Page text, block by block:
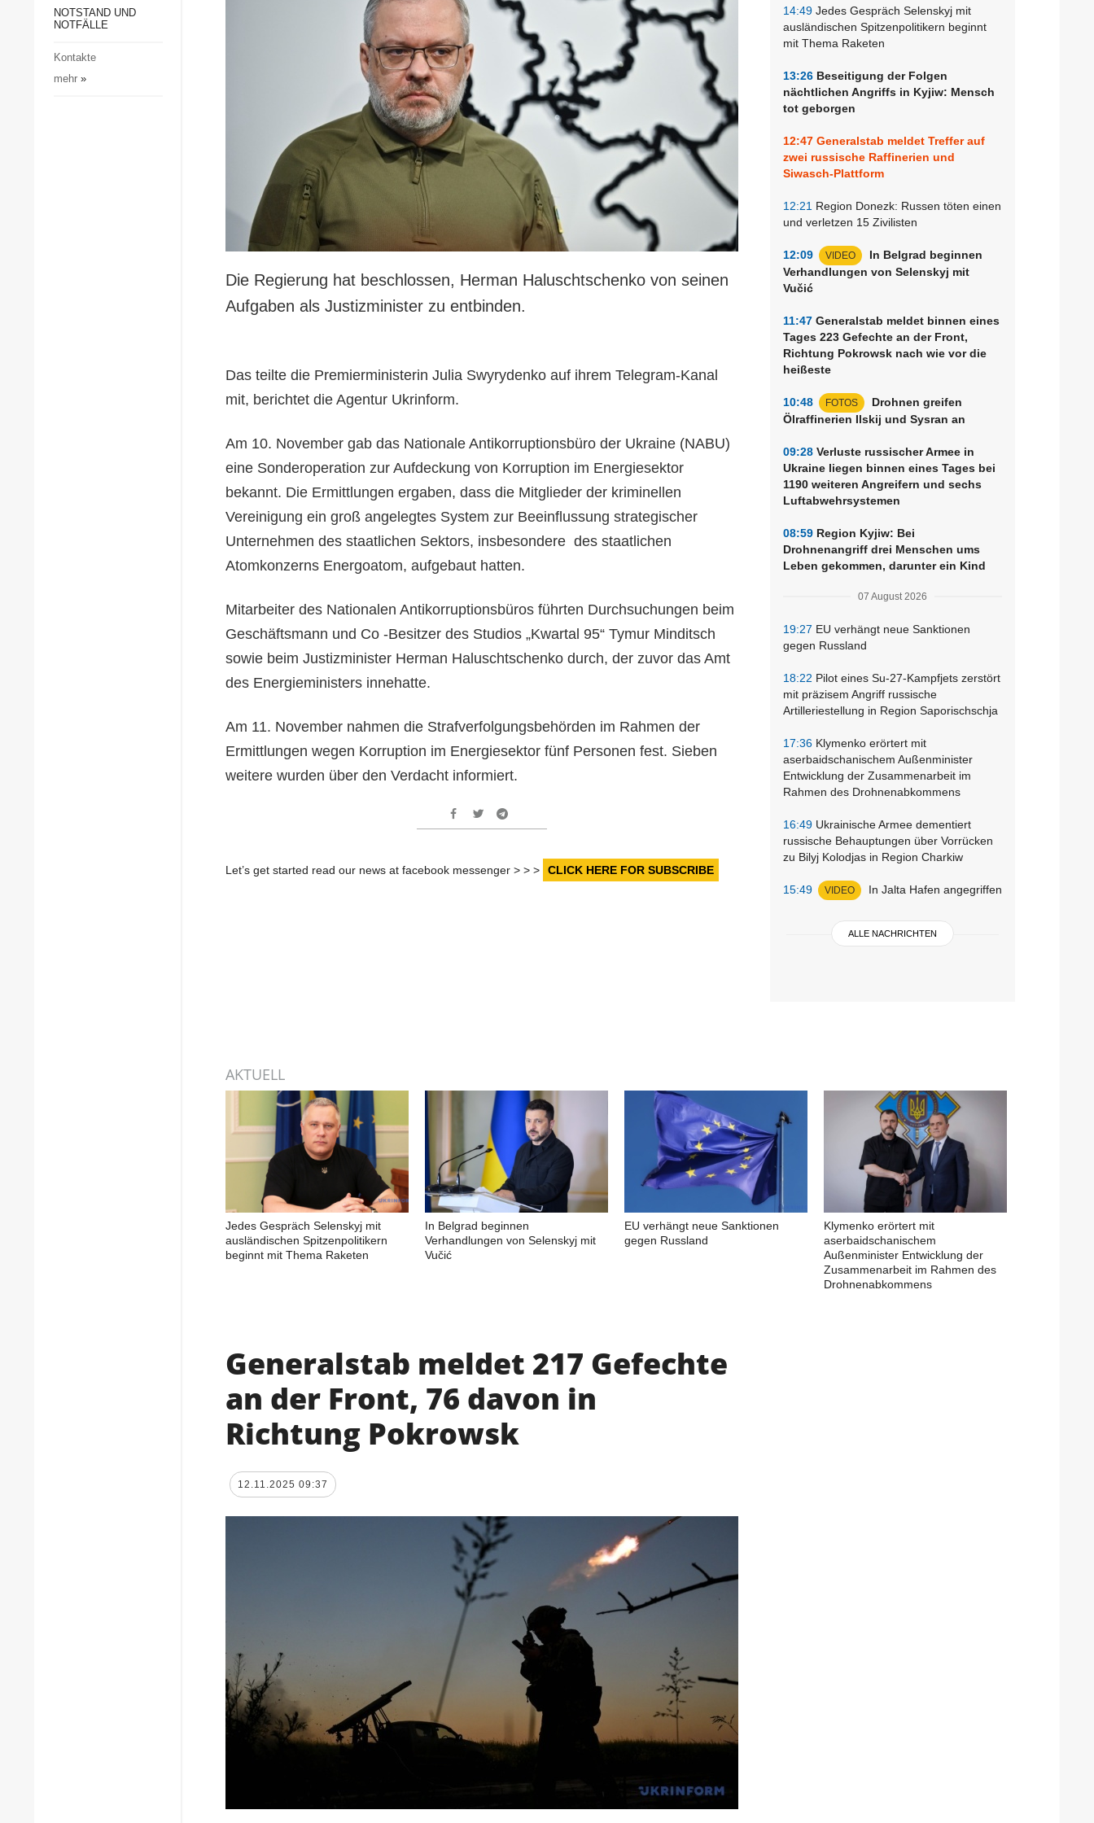
Gesellschaft und Kultur
NOTSTAND UND
NOTFÄLLE
Kontakte
mehr»
14:49 Jedes Gespräch Selenskyj mit
ausländischen Spitzenpolitikern beginnt
mit Thema Raketen
13:26 Beseitigung der Folgen
nächtlichen Angriffs in Kyjiw: Mensch
tot geborgen
12:47 Generalstab meldet Treffer auf
zwei russische Raffinerien und
Siwasch-Plattform
12:21 Region Donezk: Russen töten einen
und verletzen 15 Zivilisten
12:09 VIDEO
In Belgrad beginnen
Verhandlungen von Selenskyj mit
Vučić
11:47 Generalstab meldet binnen eines
Tages 223 Gefechte an der Front,
Richtung Pokrowsk nach wie vor die
heißeste
10:48 FOTOS
Drohnen greifen
Ölraffinerien Ilskij und Sysran an
09:28 Verluste russischer Armee in
Ukraine liegen binnen eines Tages bei
1190 weiteren Angreifern und sechs
Luftabwehrsystemen
08:59 Region Kyjiw: Bei
Drohnenangriff drei Menschen ums
Leben gekommen, darunter ein Kind
07 August 2026
19:27 EU verhängt neue Sanktionen
gegen Russland
18:22 Pilot eines Su-27-Kampfjets zerstört
mit präzisem Angriff russische
Artilleriestellung in Region Saporischschja
17:36 Klymenko erörtert mit
aserbaidschanischem Außenminister
Entwicklung der Zusammenarbeit im
Rahmen des Drohnenabkommens
16:49 Ukrainische Armee dementiert
russische Behauptungen über Vorrücken
zu Bilyj Kolodjas in Region Charkiw
15:49 VIDEO In Jalta Hafen angegriffen
ALLE NACHRICHTEN
Die Regierung hat beschlossen, Herman Haluschtschenko von seinen
Aufgaben als Justizminister zu entbinden.
Das teilte die Premierministerin Julia Swyrydenko auf ihrem Telegram-Kanal
mit, berichtet die Agentur Ukrinform.
Am 10. November gab das Nationale Antikorruptionsbüro der Ukraine (NABU)
eine Sonderoperation zur Aufdeckung von Korruption im Energiesektor
bekannt. Die Ermittlungen ergaben, dass die Mitglieder der kriminellen
Vereinigung ein groß angelegtes System zur Beeinflussung strategischer
Unternehmen des staatlichen Sektors, insbesondere des staatlichen
Atomkonzerns Energoatom, aufgebaut hatten.
Mitarbeiter des Nationalen Antikorruptionsbüros führten Durchsuchungen beim
Geschäftsmann und Co -Besitzer des Studios „Kwartal 95“ Tymur Minditsch
sowie beim Justizminister Herman Haluschtschenko durch, der zuvor das Amt
des Energieministers innehatte.
Am 11. November nahmen die Strafverfolgungsbehörden im Rahmen der
Ermittlungen wegen Korruption im Energiesektor fünf Personen fest. Sieben
weitere wurden über den Verdacht informiert.
Let’s get started read our news at facebook messenger > > > CLICK HERE FOR SUBSCRIBE
AKTUELL
Jedes Gespräch Selenskyj mit
ausländischen Spitzenpolitikern
beginnt mit Thema Raketen
In Belgrad beginnen
Verhandlungen von Selenskyj mit
Vučić
EU verhängt neue Sanktionen
gegen Russland
Klymenko erörtert mit
aserbaidschanischem
Außenminister Entwicklung der
Zusammenarbeit im Rahmen des
Drohnenabkommens
Generalstab meldet 217 Gefechte
an der Front, 76 davon in
Richtung Pokrowsk
12.11.2025 09:37